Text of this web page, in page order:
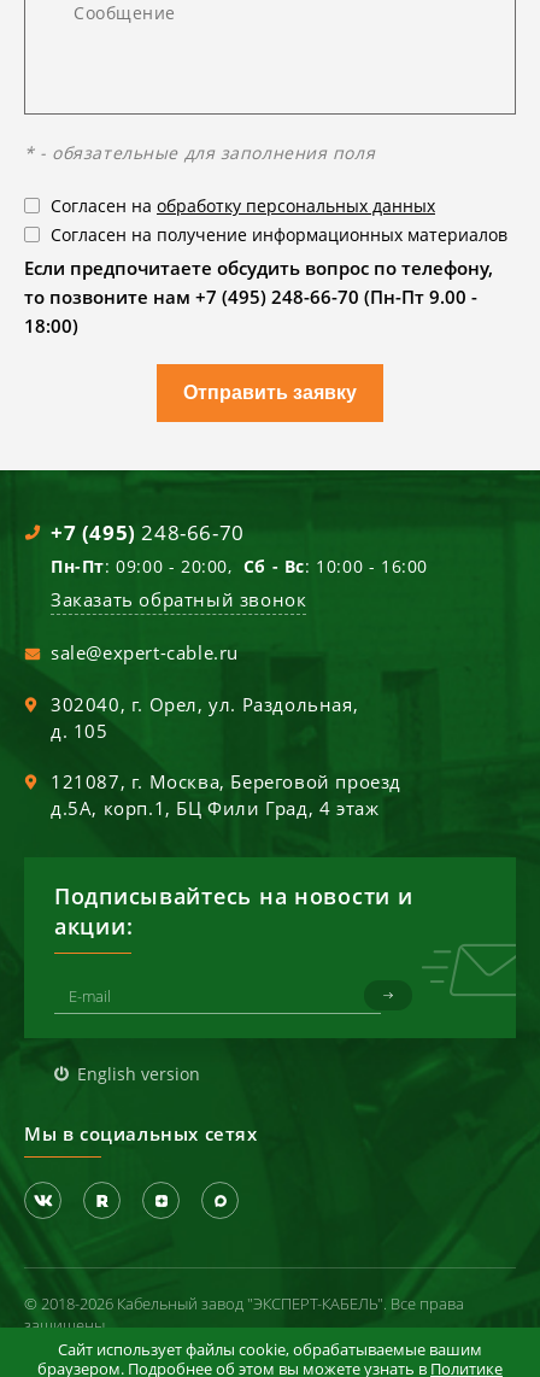
* - обязательные для заполнения поля
Согласен на обработку персональных данных
Согласен на получение информационных материалов
Если предпочитаете обсудить вопрос по телефону,
то позвоните нам +7 (495) 248-66-70 (Пн-Пт 9.00 -
18:00)
Отправить заявку
+7 (495) 248-66-70
Пн-Пт: 09:00 - 20:00, Сб - Вс: 10:00 - 16:00
Заказать обратный звонок
sale@expert-cable.ru
302040, г. Орел,ул. Раздольная,
д. 105
121087, г. Москва, Береговой проезд
д.5А, корп.1, БЦ Фили Град, 4 этаж
Подписывайтесь на новости и
акции:
English version
Мы в социальных сетях
© 2018-2026 Кабельный завод "ЭКСПЕРТ-КАБЕЛЬ". Все права
защищены
Политика конфиденциальности
Сайт использует файлы cookie, обрабатываемые вашим
браузером. Подробнее об этом вы можете узнать в Политике